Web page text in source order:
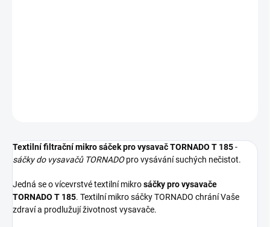
Textilní filtrační mikro sáček pro vysavač TORNADO T 185-
sáčky do vysavačů TORNADOpro vysávání suchých nečistot.
Jedná se o vícevrstvé textilní mikrosáčky pro vysavače
TORNADO T 185. Textilní mikro sáčky TORNADO chrání Vaše
zdraví a prodlužují životnost vysavače.